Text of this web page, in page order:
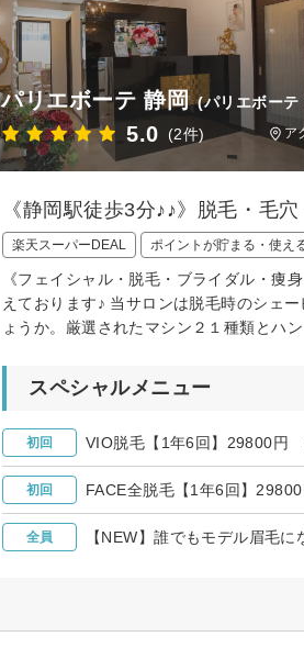
パリエボーテ 静岡 (パリエボーテ
5.0 (2件) ア
《静岡駅徒歩3分♪♪》脱毛・毛
楽天スーパーDEAL ポイントが貯まる・使え
《フェイシャル・脱毛・ブライダル・痩
えております♪ 当サロンは脱毛時のシェ
ょうか。厳選されたマシン２１種類とハ
スペシャルメニュー
初回 VIO脱毛【1年6回】29800
初回 FACE全脱毛【1年6回】
全員